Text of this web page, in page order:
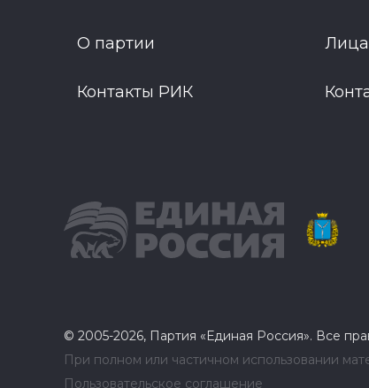
О партии
Контакты РИК
© 2005-2026, Партия «Единая Россия». Все
При полном или частичном использовании
Пользовательское соглашение